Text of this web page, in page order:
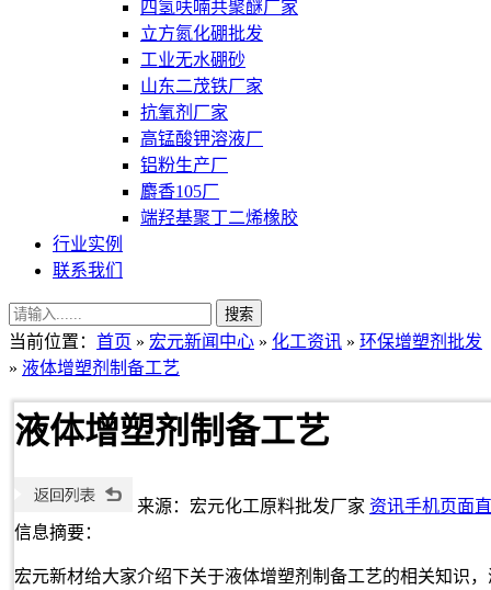
四氢呋喃共聚醚厂家
立方氮化硼批发
工业无水硼砂
山东二茂铁厂家
抗氧剂厂家
高锰酸钾溶液厂
铝粉生产厂
麝香105厂
端羟基聚丁二烯橡胶
行业实例
联系我们
当前位置： 首页 » 宏元新闻中心 » 化工资讯 » 环保增塑剂批发
» 液体增塑剂制备工艺
液体增塑剂制备工艺
来源：宏元化工原料批发厂家 资讯手机页面
信息摘要：
宏元新材给大家介绍下关于液体增塑剂制备工艺的相关知识